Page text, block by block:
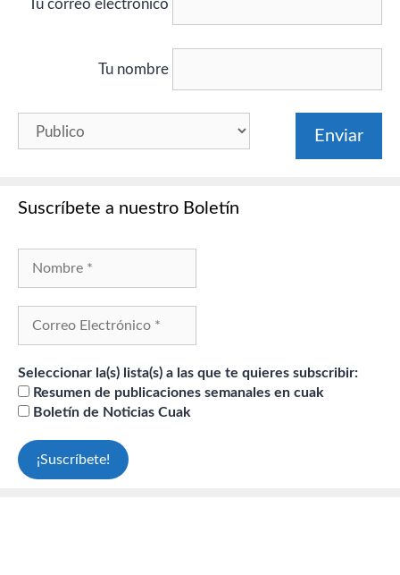
Tu correo electrónico
Tu nombre
Suscríbete a nuestro Boletín
Seleccionar la(s) lista(s) a las que te quieres subscribir:
Resumen de publicaciones semanales en cuak
Boletín de Noticias Cuak